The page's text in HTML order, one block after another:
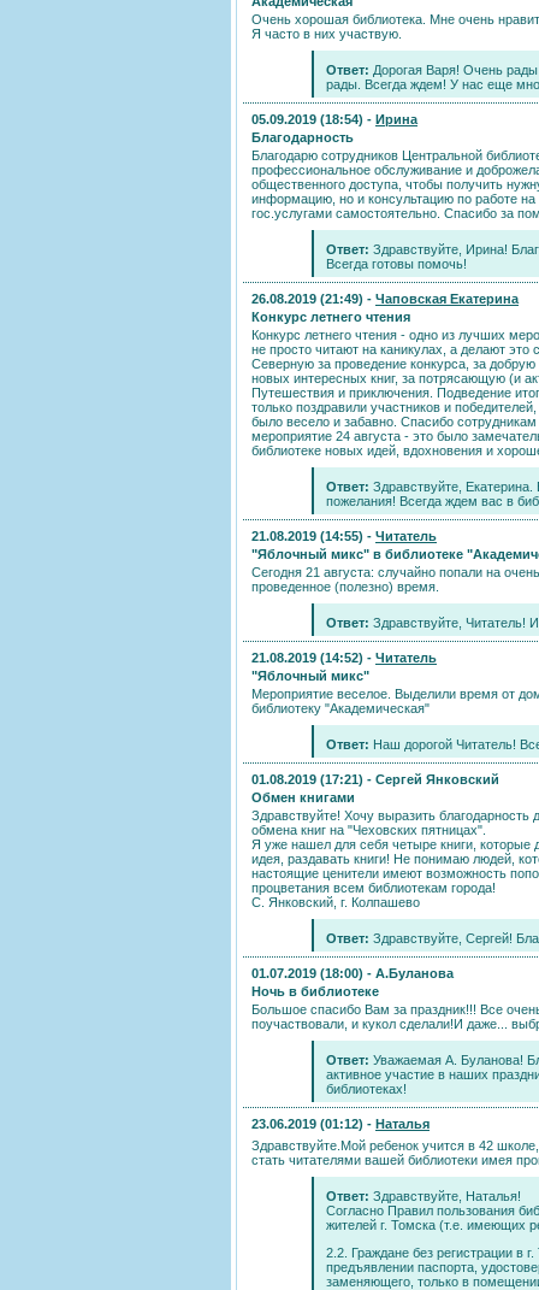
Очень хорошая библиотека. Мне очень
Я часто в них участвую.
Ответ: Дорогая Варя! Очень
рады. Всегда ждем! У нас еще
05.09.2019 (18:54) - Ирина
Благодарность
Благодарю сотрудников Центральной
профессиональное обслуживание и
общественного доступа, чтобы получить
информацию, но и консультацию по работе на
гос.услугами самостоятельно. Спасибо за
Ответ: Здравствуйте, Ирина!
Всегда готовы помочь!
26.08.2019 (21:49) - Чаповская Екатерина
Конкурс летнего чтения
Конкурс летнего чтения - одно из лучших
не просто читают на каникулах, а делают
Северную за проведение конкурса, за
новых интересных книг, за потрясающую (и
Путешествия и приключения. Подведение
только поздравили участников и
было весело и забавно. Спасибо
мероприятие 24 августа - это было
библиотеке новых идей, вдохновения и
Ответ: Здравствуйте,
пожелания! Всегда ждем вас в
21.08.2019 (14:55) - Читатель
"Яблочный микс" в библиотеке
Сегодня 21 августа: случайно попали на
проведенное (полезно) время.
Ответ: Здравствуйте, Читатель!
21.08.2019 (14:52) - Читатель
"Яблочный микс"
Мероприятие веселое. Выделили время от
библиотеку "Академическая"
Ответ: Наш дорогой Читатель!
01.08.2019 (17:21) - Сергей Янковский
Обмен книгами
Здравствуйте! Хочу выразить благодарность
обмена книг на "Чеховских пятницах".
Я уже нашел для себя четыре книги, которые
идея, раздавать книги! Не понимаю людей,
настоящие ценители имеют возможность
процветания всем библиотекам города!
С. Янковский, г. Колпашево
Ответ: Здравствуйте, Сергей!
01.07.2019 (18:00) - А.Буланова
Ночь в библиотеке
Большое спасибо Вам за праздник!!! Все
поучаствовали, и кукол сделали!И даже...
Ответ: Уважаемая А. Буланова!
активное участие в наших
библиотеках!
23.06.2019 (01:12) - Наталья
Здравствуйте.Мой ребенок учится в 42
стать читателями вашей библиотеки имея
Ответ: Здравствуйте, Наталья!
Согласно Правил пользования
жителей г. Томска (т.е. имеющих
2.2. Граждане без регистрации в
предъявлении паспорта,
заменяющего, только в